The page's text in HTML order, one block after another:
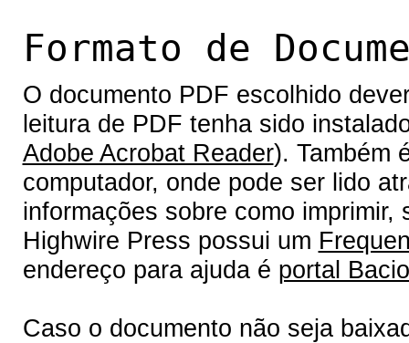
Formato de
O documento PDF escolhido
leitura de PDF tenha sido
Adobe Acrobat Reader). Também
computador, onde pode ser lido
informações sobre como
Highwire Press possui um
endereço para ajuda é portal
Caso o documento não seja